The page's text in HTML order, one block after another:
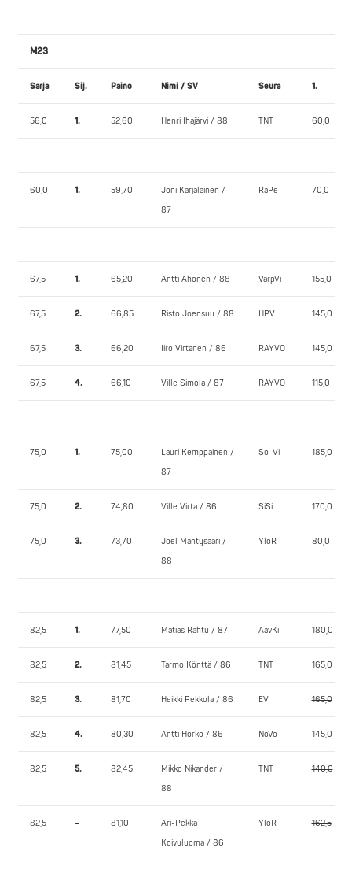
M23
Sarja Sij. Paino Nimi / SV Seura 1.
56,0 1. 52,60 Henri Ihajärvi / 88 TNT 60,0
60,0 1. 59,70
Joni Karjalainen /
87
RaPe 70,0
67,5 1. 65,20 Antti Ahonen / 88 VarpVi 155,0
67,5 2. 66,85 Risto Joensuu / 88 HPV 145,0
67,5 3. 66,20 Iiro Virtanen / 86 RAYVO 145,0
67,5 4. 66,10 Ville Simola / 87 RAYVO 115,0
75,0 1. 75,00
Lauri Kemppainen /
87
So-Vi 185,0
75,0 2. 74,80 Ville Virta / 86 SiSi 170,0
75,0 3. 73,70
Joel Mäntysaari /
88
YlöR 80,0
82,5 1. 77,50 Matias Rahtu / 87 AavKi 180,0
82,5 2. 81,45 Tarmo Könttä / 86 TNT 165,0
82,5 3. 81,70 Heikki Pekkola / 86 EV 165,0
82,5 4. 80,30 Antti Horko / 86 NoVo 145,0
82,5 5. 82,45
Mikko Nikander /
88
TNT 140,0
82,5 – 81,10
Ari-Pekka
Koivuluoma / 86
YlöR 162,5